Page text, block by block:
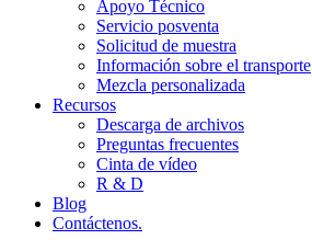
Apoyo Técnico
Servicio posventa
Solicitud de muestra
Información sobre el transporte
Mezcla personalizada
Recursos
Descarga de archivos
Preguntas frecuentes
Cinta de vídeo
R & D
Blog
Contáctenos.